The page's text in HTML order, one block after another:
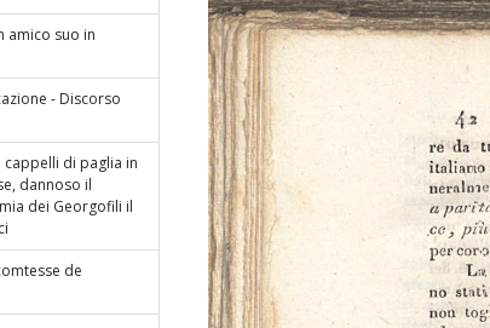
amico suo in
- Discorso
cappelli di paglia in
dannoso il
dei Georgofili il
de